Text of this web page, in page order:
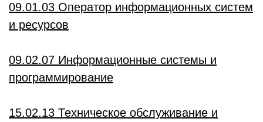
09.01.03 Оператор информационных систем
и ресурсов
09.02.07 Информационные системы и
программирование
15.02.13 Техническое обслуживание и